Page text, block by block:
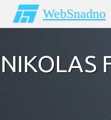
WebSnadno
NIKOLAS